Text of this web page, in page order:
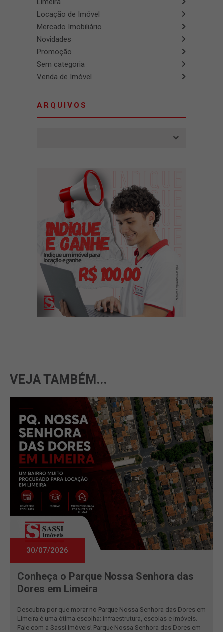
Limeira
Locação de Imóvel
Mercado Imobiliário
Novidades
Promoção
Sem categoria
Venda de Imóvel
ARQUIVOS
VEJA TAMBÉM...
30/07/2026
Conheça o Parque Nossa Senhora das
Dores em Limeira
Descubra por que morar no Parque Nossa Senhora das Dores em
Limeira é uma ótima escolha: infraestrutura, escolas e imóveis.
Fale com a Sassi Imóveis! Parque Nossa Senhora das Dores em